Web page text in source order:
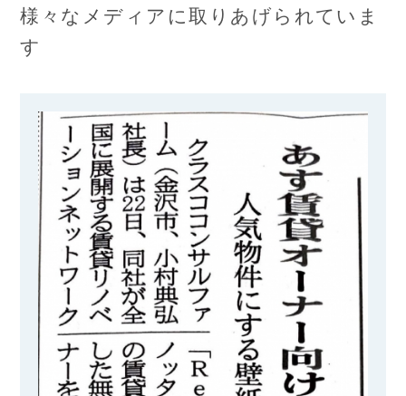
様々なメディアに取りあげられていま
す